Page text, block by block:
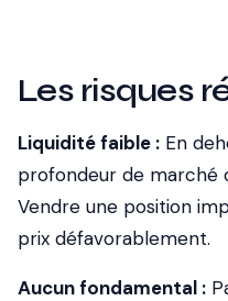
Les risques
Liquidité faible : En
profondeur de marché
Vendre une position
prix défavorablement.
Aucun fondamental :